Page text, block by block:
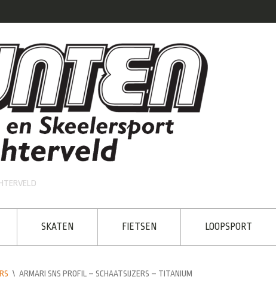
SKATEN FIETSEN LOOPSPORT
\ ARMARI SNS PROFIL – SCHAATSIJZERS – TITANIUM